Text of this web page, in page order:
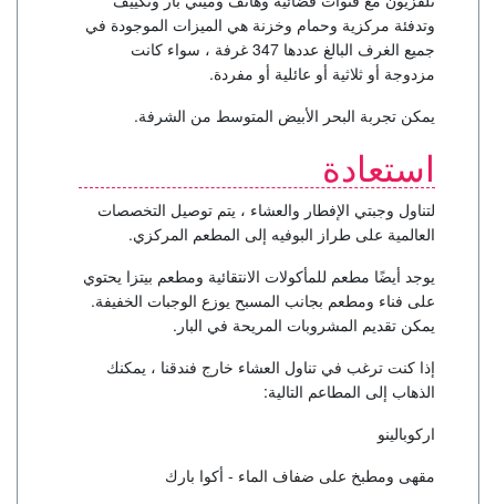
وتدفئة مركزية وحمام وخزنة هي الميزات الموجودة في
جميع الغرف البالغ عددها 347 غرفة ، سواء كانت
مزدوجة أو ثلاثية أو عائلية أو مفردة.
يمكن تجربة البحر الأبيض المتوسط من الشرفة.
استعادة
لتناول وجبتي الإفطار والعشاء ، يتم توصيل التخصصات
العالمية على طراز البوفيه إلى المطعم المركزي.
يوجد أيضًا مطعم للمأكولات الانتقائية ومطعم بيتزا يحتوي
على فناء ومطعم بجانب المسبح يوزع الوجبات الخفيفة.
يمكن تقديم المشروبات المريحة في البار.
إذا كنت ترغب في تناول العشاء خارج فندقنا ، يمكنك
الذهاب إلى المطاعم التالية:
اركوبالينو
مقهى ومطبخ على ضفاف الماء - أكوا بارك